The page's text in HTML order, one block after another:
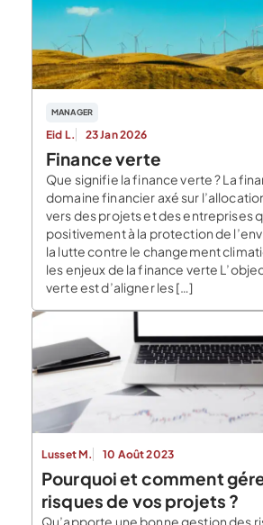
MANAGER
Eid L. 23 Jan 2026
Finance verte
Que signifie la finance verte ? La
domaine financier axé sur
vers des projets et des entreprises
positivement à la protection de
la lutte contre le changement
les enjeux de la finance verte
verte est d’aligner les […]
Lusset M. 10 Août 2023
Pourquoi et comment
risques de vos projets ?
Qu’apporte une bonne gestion des